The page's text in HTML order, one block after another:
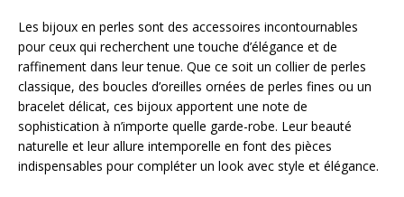
Les bijoux en perles sont des accessoires incontournables
pour ceux qui recherchent une touche d’élégance et de
raffinement dans leur tenue. Que ce soit un collier de perles
classique, des boucles d’oreilles ornées de perles fines ou un
bracelet délicat, ces bijoux apportent une note de
sophistication à n’importe quelle garde-robe. Leur beauté
naturelle et leur allure intemporelle en font des pièces
indispensables pour compléter un look avec style et élégance.